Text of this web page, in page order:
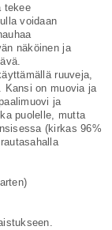
tekee
voidaan
näköinen ja
ruuveja,
Kansi on muovia ja
ja
puolelle, mutta
(kirkas 96%